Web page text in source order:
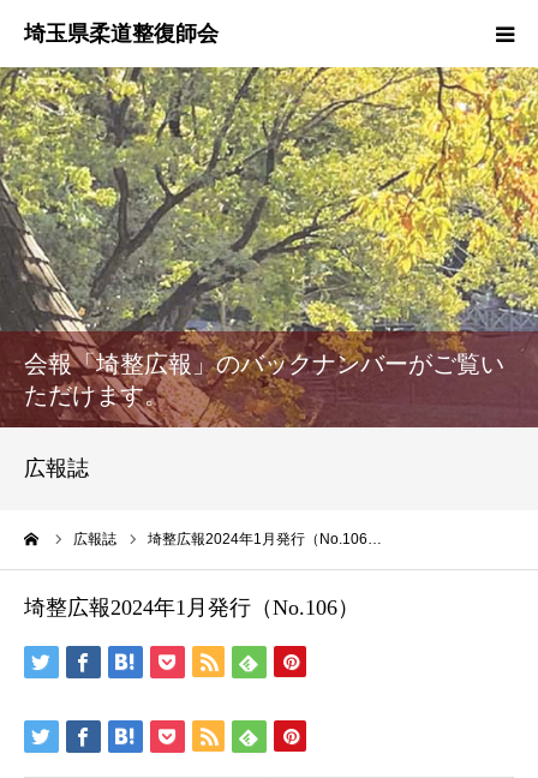
会報「埼整広報」のバックナンバーがご覧い
ただけます。
広報誌
広報誌 埼整広報2024年1月発行（No.106…
埼整広報2024年1月発行（No.106）
HOME
本会のご紹介
情報公開
柔道整復師とは
接骨院・整骨院検索